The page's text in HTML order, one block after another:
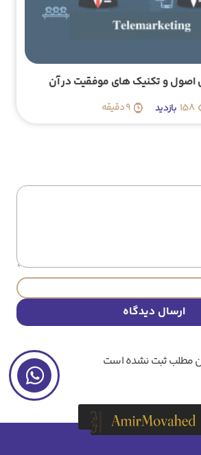
اصول و تکنیک های موفقیت در آن
158 9 دقیقه
ارسال دیدگاه
مطلب ثبت نشده است